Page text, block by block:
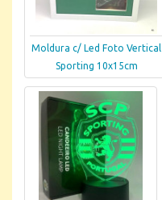
Moldura c/ Led Foto Vertical
Sporting 10x15cm